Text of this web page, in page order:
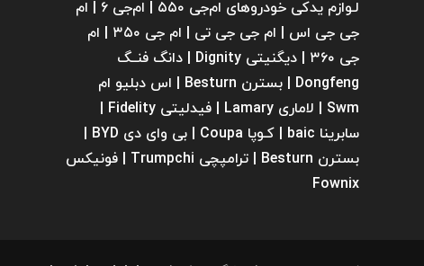
لـوازم یدکی خودروهای ام‌جی ۵۵۰ | ام‌جی ۶ | ام
جی جی اس | ام جی جی تی | ام‌ جی ۳۵۰ | ام
جی ۳۶۰ | دیگنیتی Dignity | دانگ فنــگ
Dongfeng | بسترن Besturn | اس دبلیو ام
Swm | لاماری Lamary | فیدلیتی Fidelity |
سابرینا ‌baic | کـوپا Coupa | بی وای دی BYD |
بسترن Besturn | ترامپچی Trumpchi | فونیکس
Fownix